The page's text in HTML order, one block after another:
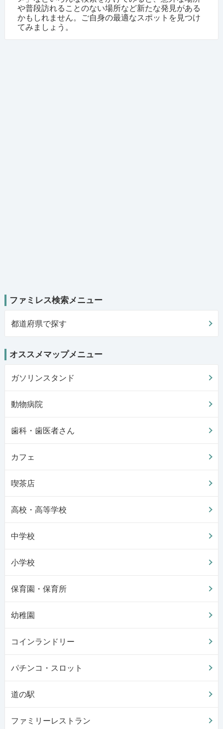
や普段訪れることのない場所など新たな発見がある
かもしれません。ご自身の最適なスポットを見つけ
てみましょう。
ファミレス検索メニュー
都道府県で探す
オススメマップメニュー
ガソリンスタンド
動物病院
歯科・歯医者さん
カフェ
喫茶店
高校・高等学校
中学校
小学校
保育園・保育所
幼稚園
コインランドリー
パチンコ・スロット
道の駅
ファミリーレストラン